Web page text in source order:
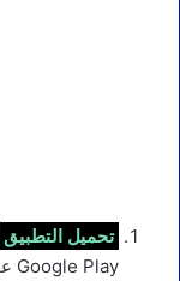
تحميل التطبيق
Google Play عبر هذا الرابط: